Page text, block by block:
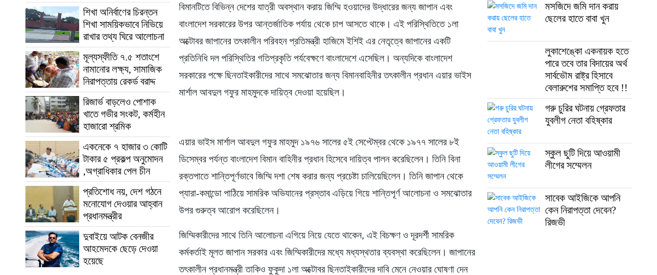
শিখা অনির্বাণের চিরন্তন
শিখা সাময়িকভাবে নিভিয়ে
রাখার তথ্য ঘিরে আলোচনা
মূল্যস্ফীতি ৭.৫ শতাংশে
নামানোর লক্ষ্য, সামাজিক
নিরাপত্তায় রেকর্ড বরাদ্দ
রিজার্ভ বাড়লেও পোশাক
খাতে গভীর সংকট, কর্মহীন
হাজারো শ্রমিক
একনেকে ৭ হাজার ৩ কোটি
টাকার ৫ প্রকল্প অনুমোদন
,অগ্রাধিকার পেল চীন
প্রতিশোধ নয়, দেশ গঠনে
মনোযোগ দেওয়ার আহ্বান
প্রধানমন্ত্রীর
দুবাইয়ে আটক বেনজীর
আহমেদকে ছেড়ে দেওয়া
হয়েছে
বিমানটিতে বিভিন্ন দেশের যাত্রী অবস্থান করায় জিম্মি হওয়াদের উদ্ধারের জন্য জাপান এবং
বাংলাদেশ সরকারের উপর আন্তর্জাতিক পর্যায় থেকে চাপ আসতে থাকে। এই পরিস্থিতিতে ১লা
অক্টোবর জাপানের তৎকালীন পরিবহন প্রতিমন্ত্রী হাজিমে ইশিই এর নেতৃত্বে জাপানের একটি
প্রতিনিধি দল পরিস্থিতির গতিপ্রকৃতি পর্যবেক্ষণে বাংলাদেশে এসেছিল। অন্যদিকে বাংলাদেশ
সরকারের পক্ষে ছিনতাইকারীদের সাথে সমঝোতার জন্য বিমানবাহিনীর তৎকালীন প্রধান এয়ার ভাইস
মার্শাল আবদুল গফুর মাহমুদকে দায়িত্ব দেওয়া হয়েছিল।
এয়ার ভাইস মার্শাল আবদুল গফুর মাহমুদ ১৯৭৬ সালের ৫ই সেপ্টেম্বর থেকে ১৯৭৭ সালের ৮ই
ডিসেম্বর পর্যন্ত বাংলাদেশ বিমান বাহিনীর প্রধান হিসেবে দায়িত্ব পালন করেছিলেন। তিনি বিনা
রক্তপাতে শান্তিপূর্ণভাবে জিম্মি দশা শেষ করার জন্য প্রচেষ্টা চালিয়েছিলেন। তিনি জাপান থেকে
প্যারা-কমান্ডো পাঠিয়ে সামরিক অভিযানের প্রস্তাব এড়িয়ে গিয়ে শান্তিপূর্ণ আলোচনা ও সমঝোতার
উপর গুরুত্ব আরোপ করেছিলেন।
জিম্মিকারীদের সাথে তিনি আলোচনা এগিয়ে নিয়ে যেতে থাকেন, এই বিচক্ষণ ও দূরদর্শী সামরিক
কর্মকর্তাই মূলত জাপান সরকার এবং জিম্মিকারীদের মধ্যে মধ্যস্থতার ব্যবস্থা করেছিলেন। জাপানের
তৎকালীন প্রধানমন্ত্রী তাকিও ফুকুদা ১লা অক্টোবর ছিনতাইকারীদের দাবি মেনে নেওয়ার ঘোষণা দেন
মসজিদে জমি দান করায়
ছেলের হাতে বাবা খুন
লুকাশেঙ্কো একনায়ক হতে
পারে তবে তার বিদায়ের অর্থ
সার্বভৌম রাষ্ট্র হিসাবে
বেলারুশের সমাপ্তি হবে !!
গরু চুরির ঘটনায় গ্রেফতার
যুবলীগ নেতা বহিষ্কার
স্কুল ছুটি দিয়ে আওয়ামী
লীগের সম্মেলন
সাবেক আইজিকে আপনি
কেন নিরাপত্তা দেবেন?
রিজভী